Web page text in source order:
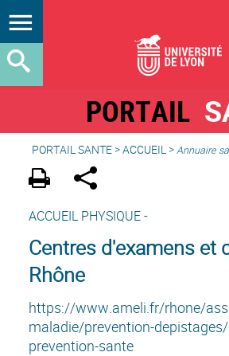
PORTAIL
PORTAIL SANTE>ACCUEIL>Annuaire
ACCUEIL PHYSIQUE -
Centres d'examens et
Rhône
https://www.ameli.fr/rhone/
maladie/prevention-
prevention-sante